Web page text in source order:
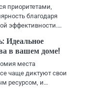
приоритетами,
благодаря
эффективности.…
Идеальное
в вашем доме!
места
чаще диктуют свои
ресурсом, и…